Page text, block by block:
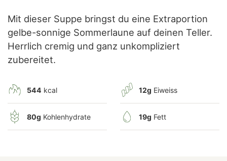
Mit dieser Suppe bringst du eine Extraportion
gelbe-sonnige Sommerlaune auf deinen Teller.
Herrlich cremig und ganz unkompliziert
zubereitet.
544 kcal 12g Eiweiss
80g Kohlenhydrate 19g Fett